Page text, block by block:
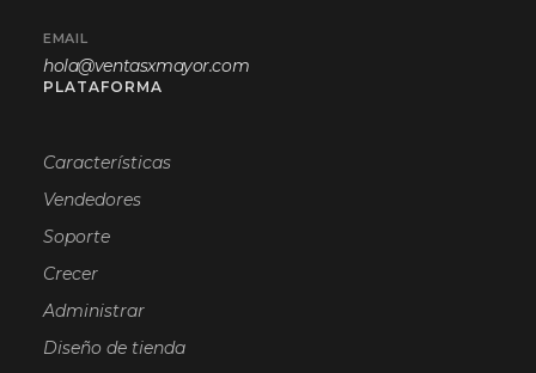
EMAIL
hola@ventasxmayor.com
PLATAFORMA
Características
Vendedores
Soporte
Crecer
Administrar
Diseño de tienda